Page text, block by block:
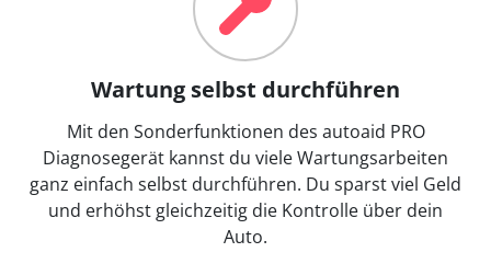
Wartung selbst durchführen
Mit den Sonderfunktionen des autoaid PRO
Diagnosegerät kannst du viele Wartungsarbeiten
ganz einfach selbst durchführen. Du sparst viel Geld
und erhöhst gleichzeitig die Kontrolle über dein
Auto.